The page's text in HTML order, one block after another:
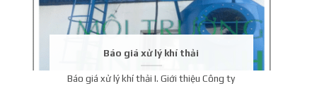
Báo giá xử lý khí thải
Báo giá xử lý khí thải I. Giới thiệu Công ty